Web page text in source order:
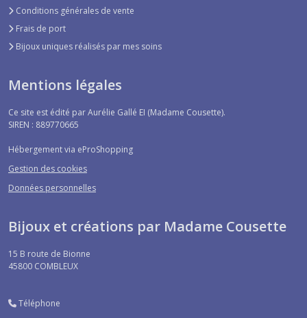
Conditions générales de vente
Frais de port
Bijoux uniques réalisés par mes soins
Mentions légales
Ce site est édité par Aurélie Gallé EI (Madame Cousette).
SIREN : 889770665
Hébergement via eProShopping
Gestion des cookies
Données personnelles
Bijoux et créations par Madame Cousette
15 B route de Bionne
45800 COMBLEUX
Téléphone